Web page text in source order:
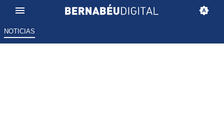
NOTICIAS